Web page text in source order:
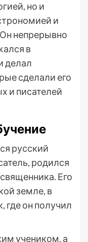
но и
и
непрерывно
в
делал
сделали его
и писателей
русский
родился
Его
земле, в
где он получил
учеником, а